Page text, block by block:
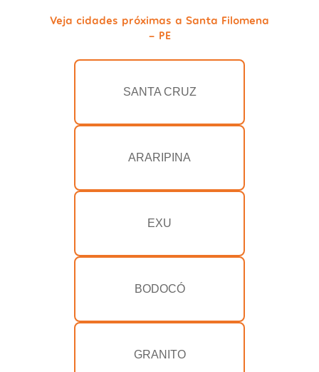
Veja cidades próximas a Santa Filomena
- PE
SANTA CRUZ
ARARIPINA
EXU
BODOCÓ
GRANITO